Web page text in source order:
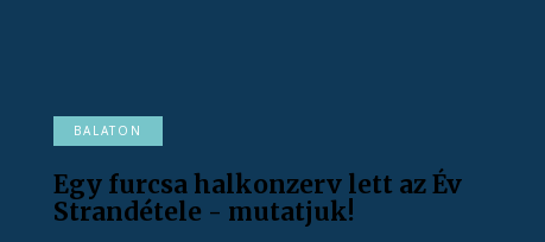
BALATON
Egy furcsa halkonzerv lett az Év
Strandétele - mutatjuk!